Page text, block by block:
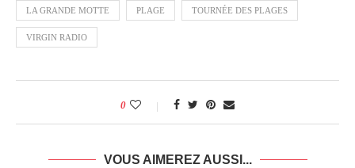
LA GRANDE MOTTE PLAGE TOURNÉE DES PLAGES
VIRGIN RADIO
0
VOUS AIMEREZ AUSSI...